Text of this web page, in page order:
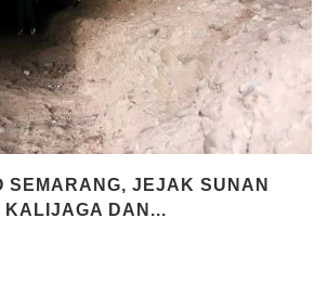
SEMARANG, JEJAK SUNAN
KALIJAGA DAN...